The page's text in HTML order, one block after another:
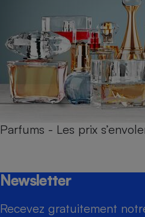
Parfums - Les prix
Newsletter
Recevez gratuitement